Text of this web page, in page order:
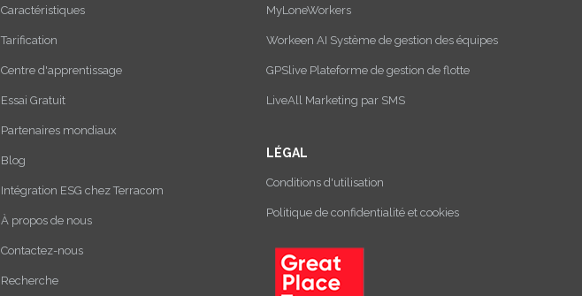
Caractéristiques
Tarification
Centre d'apprentissage
Essai Gratuit
Partenaires mondiaux
Blog
Intégration ESG chez Terracom
À propos de nous
Contactez-nous
Recherche
MyLoneWorkers
Workeen AI Système de gestion des équipes
GPSlive Plateforme de gestion de flotte
LiveAll Marketing par SMS
LÉGAL
Conditions d'utilisation
Politique de confidentialité et cookies